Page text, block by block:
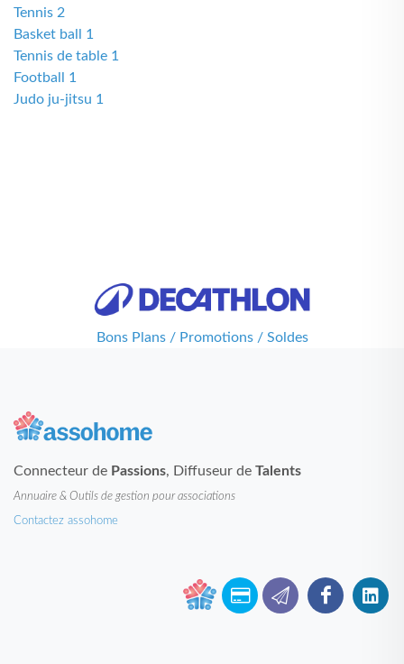
Tennis 2
Basket ball 1
Tennis de table 1
Football 1
Judo ju-jitsu 1
Bons Plans / Promotions / Soldes
Connecteur de Passions, Diffuseur de Talents
Annuaire & Outils de gestion pour associations
Contactez assohome